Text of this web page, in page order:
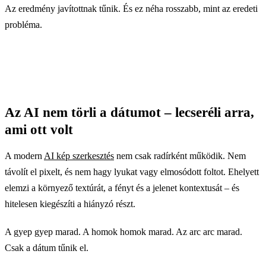
Az eredmény javítottnak tűnik. És ez néha rosszabb, mint az eredeti
probléma.
Az AI nem törli a dátumot – lecseréli arra,
ami ott volt
A modern AI kép szerkesztés nem csak radírként működik. Nem
távolít el pixelt, és nem hagy lyukat vagy elmosódott foltot. Ehelyett
elemzi a környező textúrát, a fényt és a jelenet kontextusát – és
hitelesen kiegészíti a hiányzó részt.
A gyep gyep marad. A homok homok marad. Az arc arc marad.
Csak a dátum tűnik el.